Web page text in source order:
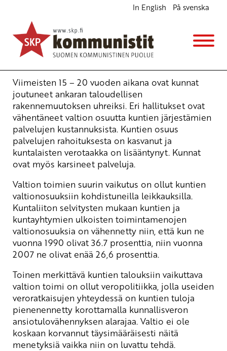
In English På svenska
Valtio leikannut kuntien toimintaedellytyksiä
Ajankohtaista
19.10.2008 - 21:05(Muokattu 6.11.2025 - 13:37)
Viimeisten 15 – 20 vuoden aikana ovat kunnat
joutuneet ankaran taloudellisen
rakennemuutoksen uhreiksi. Eri hallitukset ovat
vähentäneet valtion osuutta kuntien järjestämien
palvelujen kustannuksista. Kuntien osuus
palvelujen rahoituksesta on kasvanut ja
kuntalaisten verotaakka on lisääntynyt. Kunnat
ovat myös karsineet palveluja.
Valtion toimien suurin vaikutus on ollut kuntien
valtionosuuksiin kohdistuneilla leikkauksilla.
Kuntaliiton selvitysten mukaan kuntien ja
kuntayhtymien ulkoisten toimintamenojen
valtionosuuksia on vähennetty niin, että kun ne
vuonna 1990 olivat 36.7 prosenttia, niin vuonna
2007 ne olivat enää 26,6 prosenttia.
Toinen merkittävä kuntien talouksiin vaikuttava
valtion toimi on ollut veropolitiikka, jolla useiden
veroratkaisujen yhteydessä on kuntien tuloja
pienenennetty korottamalla kunnallisveron
ansiotulovähennyksen alarajaa. Valtio ei ole
koskaan korvannut täysimääräisesti näitä
menetyksiä vaikka niin on luvattu tehdä.